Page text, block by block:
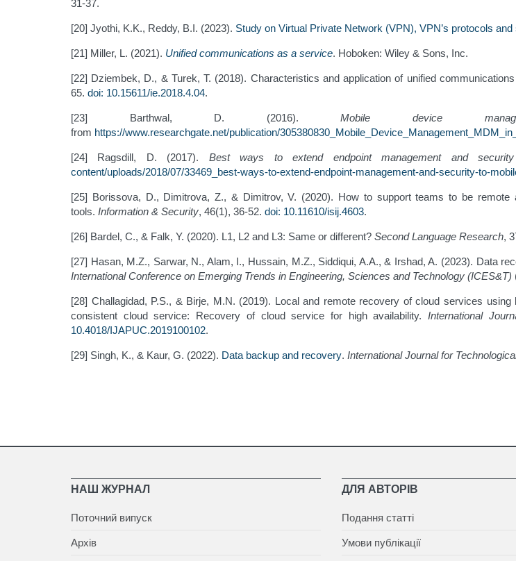
31-37.
[20] Jyothi, K.K., Reddy, B.I. (2023). Study on Virtual Private Network (VPN), VPN’s protocols
[21] Miller, L. (2021). Unified communications as a service. Hoboken: Wiley & Sons, Inc.
[22] Dziembek, D., & Turek, T. (2018). Characteristics and application of unified
65. doi: 10.15611/ie.2018.4.04.
[23] Barthwal, D. (2016).Mobile device
from https://www.researchgate.net/publication/
[24] Ragsdill, D. (2017). Best ways to extend endpoint management and
content/uploads/2018/07/33469_best-ways-to-extend-endpoint-management-and-security-to-
[25] Borissova, D., Dimitrova, Z., & Dimitrov, V. (2020). How to support teams to be remote
tools. Information & Security, 46(1), 36-52. doi: 10.11610/isij.4603.
[26] Bardel, C., & Falk, Y. (2020). L1, L2 and L3: Same or different? Second Language Research,
[27] Hasan, M.Z., Sarwar, N., Alam, I., Hussain, M.Z., Siddiqui, A.A., & Irshad, A. (2023).
International Conference on Emerging Trends in Engineering, Sciences and Technology (ICES&T)
[28] Challagidad, P.S., & Birje, M.N. (2019). Local and remote recovery of cloud services
consistent cloud service: Recovery of cloud service for high availability. International
10.4018/IJAPUC.2019100102.
[29] Singh, K., & Kaur, G. (2022). Data backup and recovery. International Journal for
НАШ ЖУРНАЛ
Поточний випуск
Архів
ДЛЯ АВТОРІВ
Подання статті
Умови публікації